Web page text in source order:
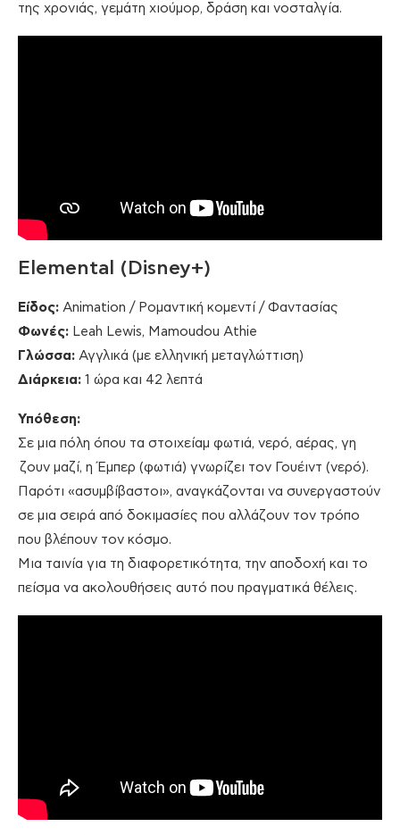
της χρονιάς, γεμάτη χιούμορ, δράση και νοσταλγία.
Elemental (Disney+)
Είδος: Animation / Ρομαντική κομεντί / Φαντασίας
Φωνές: Leah Lewis, Mamoudou Athie
Γλώσσα: Αγγλικά (με ελληνική μεταγλώττιση)
Διάρκεια: 1 ώρα και 42 λεπτά
Υπόθεση:
Σε μια πόλη όπου τα στοιχείαμ φωτιά, νερό, αέρας, γη
ζουν μαζί, η Έμπερ (φωτιά) γνωρίζει τον Γουέιντ (νερό).
Παρότι «ασυμβίβαστοι», αναγκάζονται να συνεργαστούν
σε μια σειρά από δοκιμασίες που αλλάζουν τον τρόπο
που βλέπουν τον κόσμο.
Μια ταινία για τη διαφορετικότητα, την αποδοχή και το
πείσμα να ακολουθήσεις αυτό που πραγματικά θέλεις.